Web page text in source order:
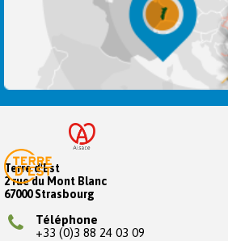
Terre d'Est
2 rue du Mont Blanc
67000 Strasbourg
Téléphone
+33 (0)3 88 24 03 09